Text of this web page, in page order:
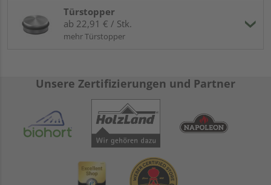
Türstopper
ab 22,91 € / Stk.
mehr Türstopper
Unsere Zertifizierungen und Partner